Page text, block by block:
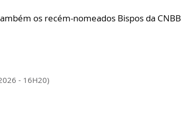
os recém-nomeados Bispos da CNBB
- 16H20)